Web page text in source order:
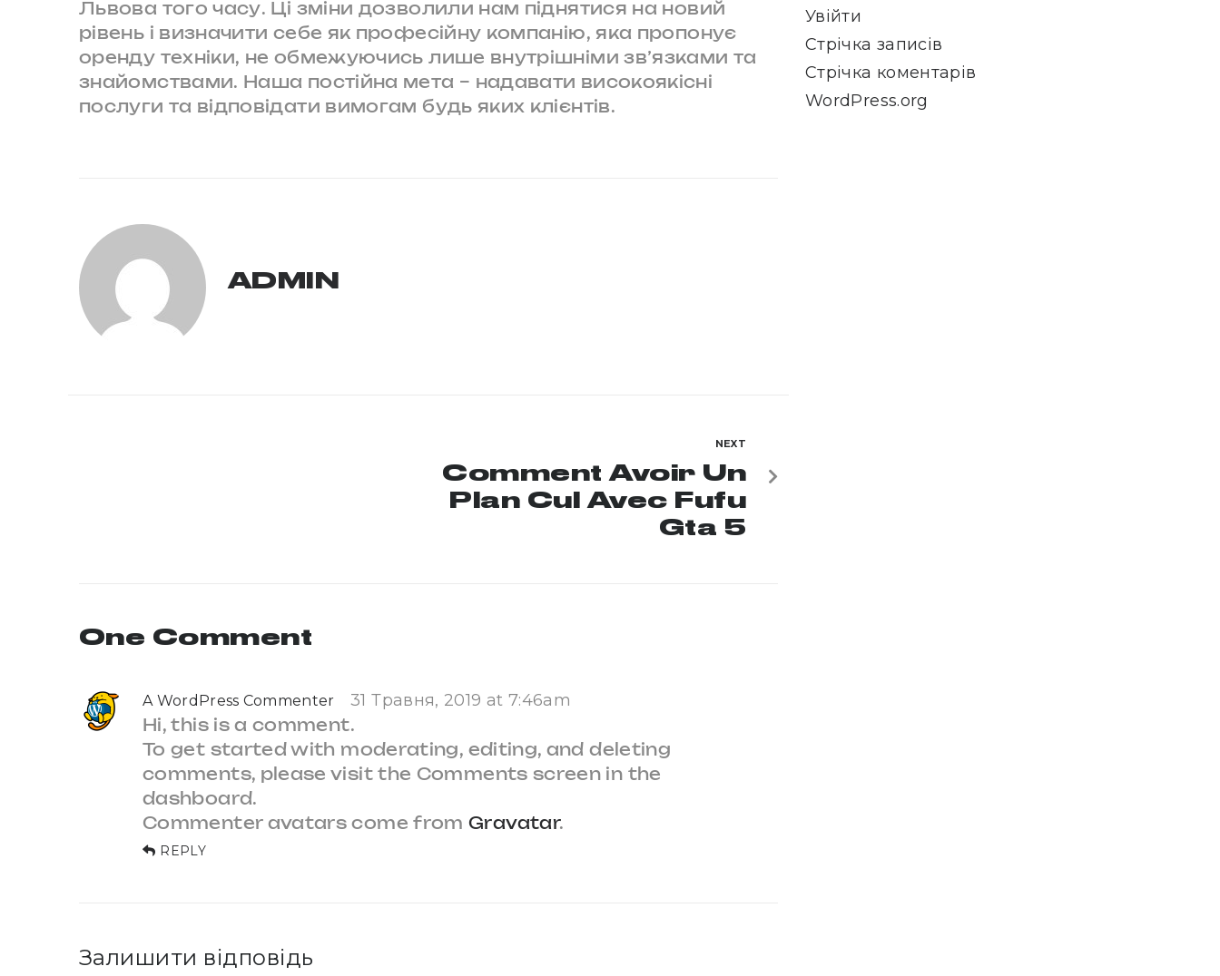
Львова того часу. Ці зміни дозволили нам піднятися на новий
рівень і визначити себе як професійну компанію, яка пропонує
оренду техніки, не обмежуючись лише внутрішніми зв’язками та
знайомствами. Наша постійна мета – надавати високоякісні
послуги та відповідати вимогам будь яких клієнтів.
ADMIN
NEXT
Comment Avoir Un
Plan Cul Avec Fufu
Gta 5
One Comment
A WordPress Commenter 31 Травня, 2019 at 7:46am
Hi, this is a comment.
To get started with moderating, editing, and deleting
comments, please visit the Comments screen in the
dashboard.
Commenter avatars come fromGravatar.
REPLY
Залишити відповідь
Увійти
Стрічка записів
Стрічка коментарів
WordPress.org